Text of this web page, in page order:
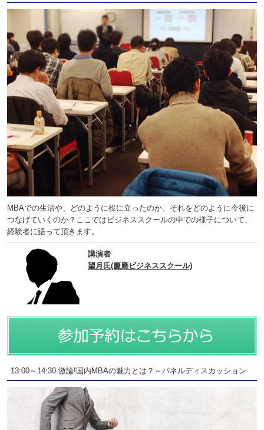
MBAでの生活や、どのように役に立ったのか、それをどのように今後に
つなげていくのか？ここではビジネススクールの中での様子について、
経験者に語って頂きます。
講演者
望月氏(慶應ビジネススクール)
13:00～14:30 激論!国内MBAの魅力とは？～パネルディスカッション